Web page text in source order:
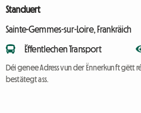
Standuert
Sainte-Gemmes-sur-Loire, Frankräich
Ëffentlechen Transport
Déi genee Adress vun der Ënnerkunft gëtt
bestätegt ass.